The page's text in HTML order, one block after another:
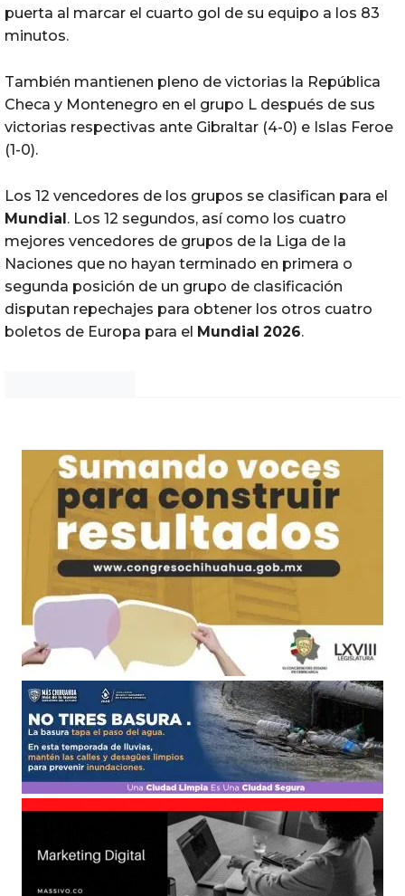
puerta al marcar el cuarto gol de su equipo a los 83
minutos.
También mantienen pleno de victorias la República
Checa y Montenegro en el grupo L después de sus
victorias respectivas ante Gibraltar (4-0) e Islas Feroe
(1-0).
Los 12 vencedores de los grupos se clasifican para el
Mundial. Los 12 segundos, así como los cuatro
mejores vencedores de grupos de la Liga de la
Naciones que no hayan terminado en primera o
segunda posición de un grupo de clasificación
disputan repechajes para obtener los otros cuatro
boletos de Europa para el Mundial 2026.